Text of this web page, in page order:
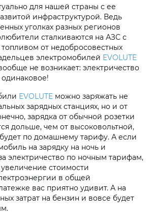
для нашей страны с ее
инфраструктурой. Ведь
уголках разных регионов
сталкиваются на АЗС с
от недобросовестных
электромобилей EVOLUTE
не возникает: электричество
одинаковое!
EVOLUTE можно заряжать не
зарядных станциях, но и от
зарядка от обычной розетки
дольше, чем от высоковольтной,
по домашнему тарифу. А если
на зарядку на ночь и
электричество по ночным тарифам,
стоимости
в общей
вас приятно удивит. А на
затрат на бензин и вовсе будет